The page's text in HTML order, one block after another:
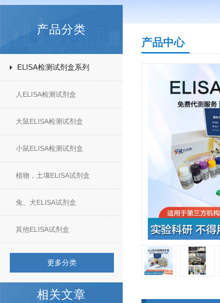
产品分类
ELISA检测试剂盒系列
人ELISA检测试剂盒
大鼠ELISA检测试剂盒
小鼠ELISA检测试剂盒
植物，土壤ELISA试剂盒
兔、犬ELISA试剂盒
其他ELISA试剂盒
更多分类
相关文章
产品中心